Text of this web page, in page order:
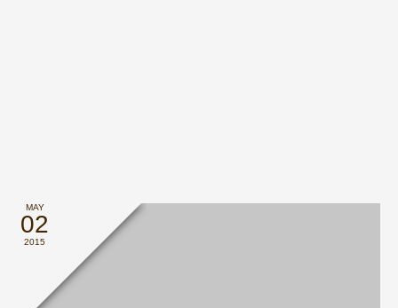
MAY
02
2015